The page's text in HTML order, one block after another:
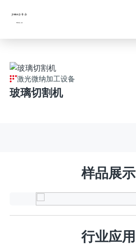
激光微纳加工设备
玻璃切割机
样品展示
行业应用
新
能
源